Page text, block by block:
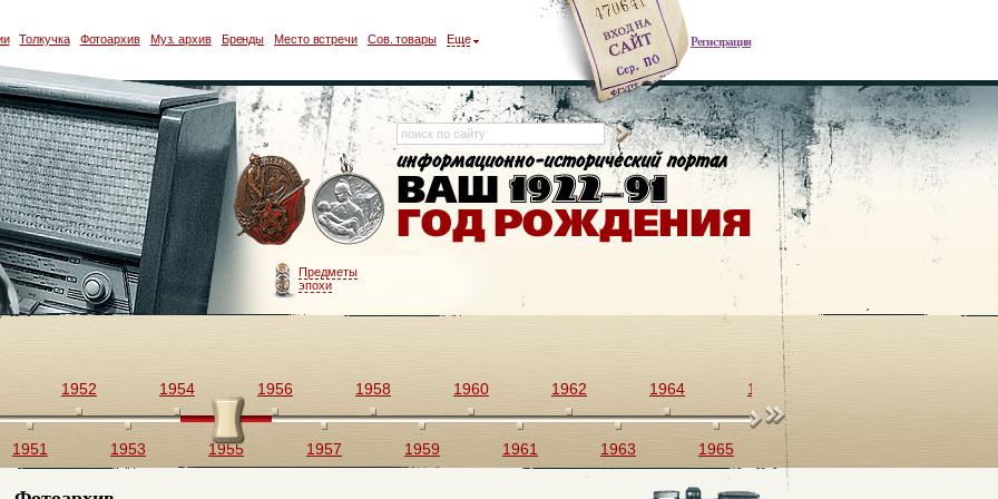
Регистрация
Толкучка Фотоархив Муз. архив Бренды Место встречи Сов. товары Еще
Предметы
эпохи
1951
1952
1953
1954
1955
1956
1957
1958
1959
1960
1961
1962
1963
1964
1965
1966